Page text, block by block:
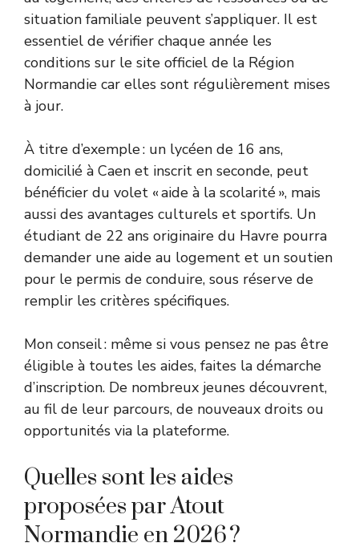
situation familiale peuvent s’appliquer. Il est
essentiel de vérifier chaque année les
conditions sur le site officiel de la Région
Normandie car elles sont régulièrement mises
à jour.
À titre d’exemple : un lycéen de 16 ans,
domicilié à Caen et inscrit en seconde, peut
bénéficier du volet « aide à la scolarité », mais
aussi des avantages culturels et sportifs. Un
étudiant de 22 ans originaire du Havre pourra
demander une aide au logement et un soutien
pour le permis de conduire, sous réserve de
remplir les critères spécifiques.
Mon conseil : même si vous pensez ne pas être
éligible à toutes les aides, faites la démarche
d’inscription. De nombreux jeunes découvrent,
au fil de leur parcours, de nouveaux droits ou
opportunités via la plateforme.
Quelles sont les aides
proposées par Atout
Normandie en 2026 ?